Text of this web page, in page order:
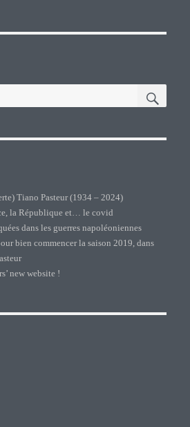
Tiano Pasteur (1934 – 2024)
la République et… le covid
dans les guerres napoléoniennes
bien commencer la saison 2019, dans
new website !